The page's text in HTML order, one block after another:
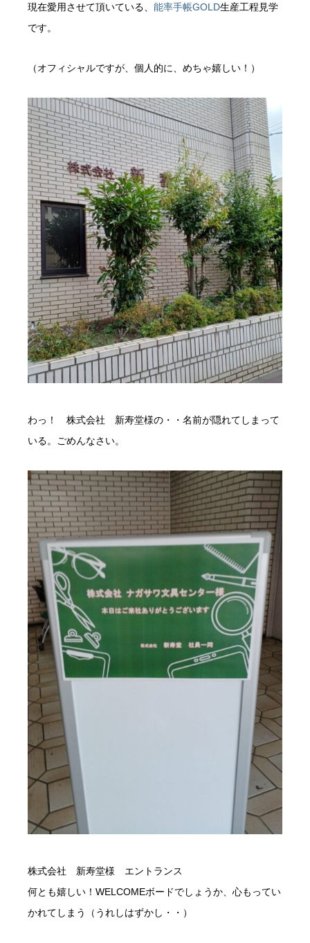
現在愛用させて頂いている、 能率手帳GOLD生産工程見学
です。
（オフィシャルですが、個人的に、めちゃ嬉しい！）
わっ！ 株式会社 新寿堂様の・・名前が隠れてしまって
いる。ごめんなさい。
株式会社 新寿堂様 エントランス
何とも嬉しい！WELCOMEボードでしょうか、心もってい
かれてしまう（うれしはずかし・・）